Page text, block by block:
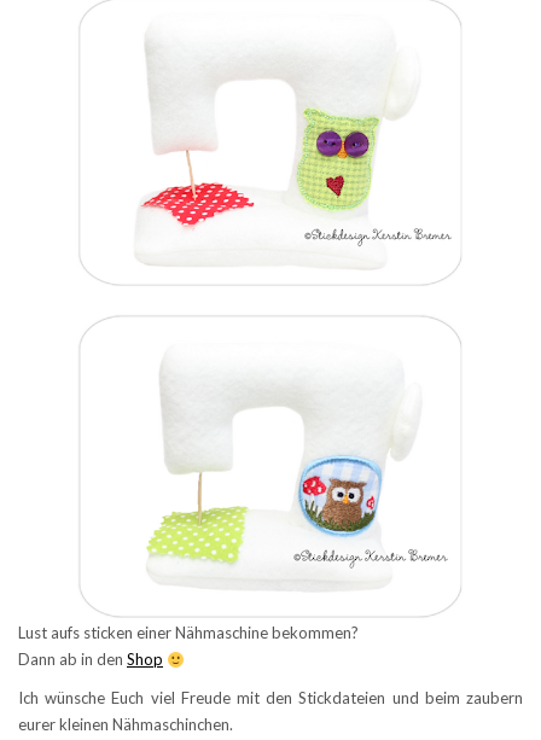
Lust aufs sticken einer Nähmaschine bekommen?
Dann ab in den Shop
Ich wünsche Euch viel Freude mit den Stickdateien und beim zaubern
eurer kleinen Nähmaschinchen.